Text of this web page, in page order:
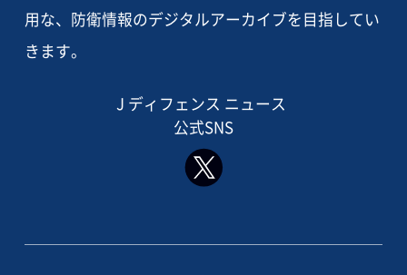
用な、防衛情報のデジタルアーカイブを目指してい
きます。
J ディフェンス ニュース
公式SNS